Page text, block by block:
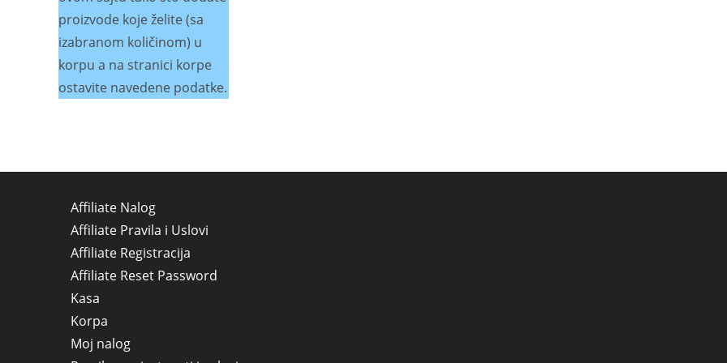
proizvode koje želite (sa
izabranom količinom) u
korpu a na stranici korpe
ostavite navedene podatke.
Affiliate Nalog
Affiliate Pravila i Uslovi
Affiliate Registracija
Affiliate Reset Password
Kasa
Korpa
Moj nalog